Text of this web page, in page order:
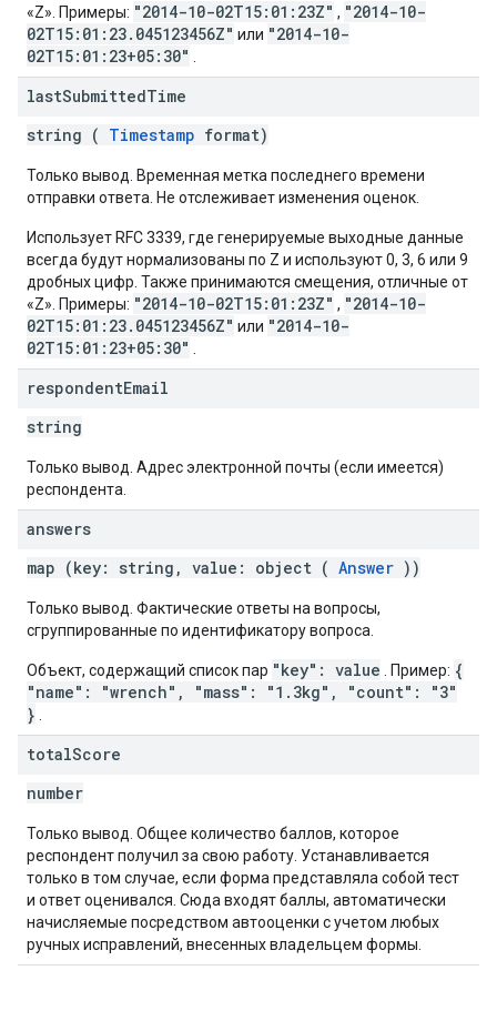
«Z». Примеры: "2014-10-02T15:01:23Z" , "2014-10-
02T15:01:23.045123456Z" или "2014-10-
02T15:01:23+05:30"
lastSubmittedTime
string ( Timestamp format)
Только вывод. Временная метка последнего времени
отправки ответа. Не отслеживает изменения оценок.
Использует RFC 3339, где генерируемые выходные данные
всегда будут нормализованы по Z и используют 0, 3, 6 или 9
дробных цифр. Также принимаются смещения, отличные от
«Z». Примеры: "2014-10-02T15:01:23Z" , "2014-10-
02T15:01:23.045123456Z" или "2014-10-
02T15:01:23+05:30"
respondentEmail
string
Только вывод. Адрес электронной почты (если имеется)
респондента.
answers
map (key: string, value: object ( Answer ))
Только вывод. Фактические ответы на вопросы,
сгруппированные по идентификатору вопроса.
Объект, содержащий список пар "key": value . Пример: {
"name": "wrench", "mass": "1.3kg", "count": "3"
}
totalScore
number
Только вывод. Общее количество баллов, которое
респондент получил за свою работу. Устанавливается
только в том случае, если форма представляла собой тест
и ответ оценивался. Сюда входят баллы, автоматически
начисляемые посредством автооценки с учетом любых
ручных исправлений, внесенных владельцем формы.